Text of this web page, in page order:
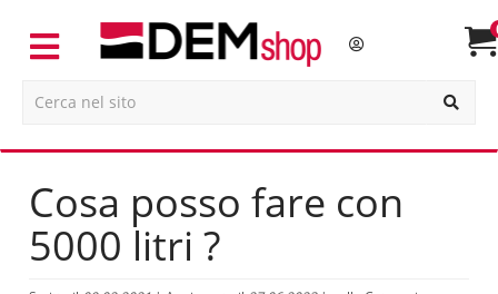
Cosa posso fare con
5000 litri ?